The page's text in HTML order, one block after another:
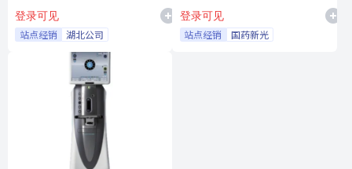
登录可见
站点经销 湖北公司
登录可见
站点经销 国药新光